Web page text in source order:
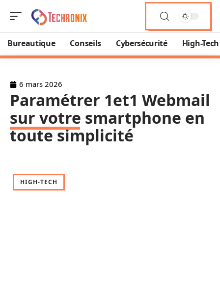
Bureautique Conseils Cybersécurité High-Tech
6 mars 2026
Paramétrer 1et1 Webmail
sur votre smartphone en
toute simplicité
HIGH-TECH